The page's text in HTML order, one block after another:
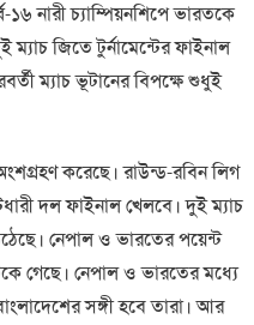
নারী চ্যাম্পিয়নশিপে ভারতকে
ম্যাচ জিতে টুর্নামেন্টের ফাইনাল
ম্যাচ ভূটানের বিপক্ষে শুধুই
করেছে। রাউন্ড-রবিন লিগ
দল ফাইনাল খেলবে। দুই ম্যাচ
নেপাল ও ভারতের পয়েন্ট
গেছে। নেপাল ও ভারতের মধ্যে
সঙ্গী হবে তারা। আর